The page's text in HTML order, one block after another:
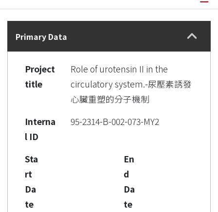
Details
Primary Data
Project
title
Role of urotensin II in the
circulatory system.-尿壓素誘發
心臟重塑的分子機制
Interna
l ID
95-2314-B-002-073-MY2
Sta
rt
Da
te
En
d
Da
te